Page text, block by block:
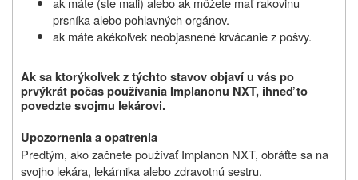
prsníka alebo pohlavných orgánov.
ak máte akékoľvek neobjasnené krvácanie z pošvy.
Ak sa ktorýkoľvek z týchto stavov objaví u vás po
prvýkrát počas používania Implanonu NXT, ihneď to
povedzte svojmu lekárovi.
Upozornenia a opatrenia
Predtým, ako začnete používať Implanon NXT, obráťte sa na
svojho lekára, lekárnika alebo zdravotnú sestru.